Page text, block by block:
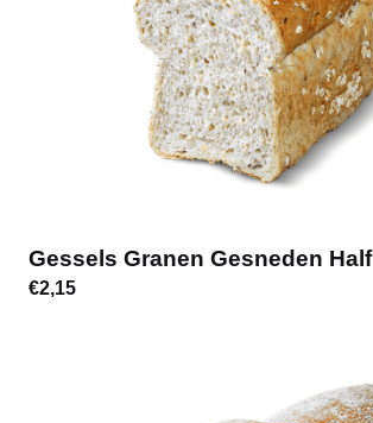
Gessels Granen Gesneden Half
€2,15